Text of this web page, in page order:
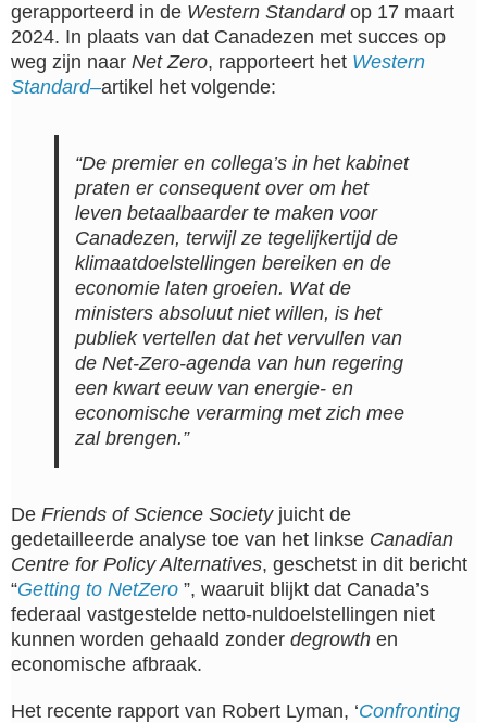
gerapporteerd in de Western Standardop 17 maart
2024. In plaats van dat Canadezen met succes op
weg zijn naar Net Zero, rapporteert het Western
Standard–artikel het volgende:
“De premier en collega’s in het kabinet
praten er consequent over om het
leven betaalbaarder te maken voor
Canadezen, terwijl ze tegelijkertijd de
klimaatdoelstellingen bereiken en de
economie laten groeien. Wat de
ministers absoluut niet willen, is het
publiek vertellen dat het vervullen van
de Net-Zero-agenda van hun regering
een kwart eeuw van energie- en
economische verarming met zich mee
zal brengen.”
De Friends of Science Societyjuicht de
gedetailleerde analyse toe van het linkse Canadian
Centre for Policy Alternatives, geschetst in dit bericht
“Getting to NetZero ”, waaruit blijkt dat Canada’s
federaal vastgestelde netto-nuldoelstellingen niet
kunnen worden gehaald zonder degrowth en
economische afbraak.
Het recente rapport van Robert Lyman, ‘Confronting